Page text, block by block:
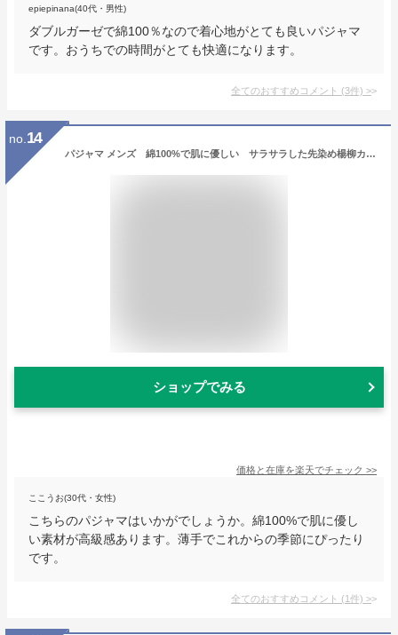
epiepinana(40代・男性)
ダブルガーゼで綿100％なので着心地がとても良いパジャマ
です。おうちでの時間がとても快適になります。
全てのおすすめコメント (3件) >
no. 14
パジャマ メンズ 綿100%で肌に優しい サラサラした先染め楊柳カラーペンシルボーダー 春・初夏向き 長袖 入院準備 【Sサイズ】【LLサイズ】【3Lサイズ】【4Lサイズ】あり
ショップでみる
価格と在庫を楽天でチェック >>
ここうお(30代・女性)
こちらのパジャマはいかがでしょうか。綿100%で肌に優し
い素材が高級感あります。薄手でこれからの季節にぴったり
です。
全てのおすすめコメント (1件) >